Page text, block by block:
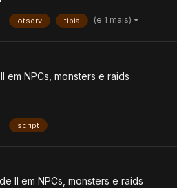
otserv tibia (e 1 mais)
em NPCs, monsters e raids
script
II em NPCs, monsters e raids